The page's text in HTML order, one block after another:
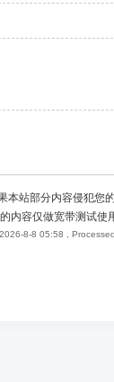
本站部分内容侵犯您
内容仅做宽带测试使
8-8 05:58 ,